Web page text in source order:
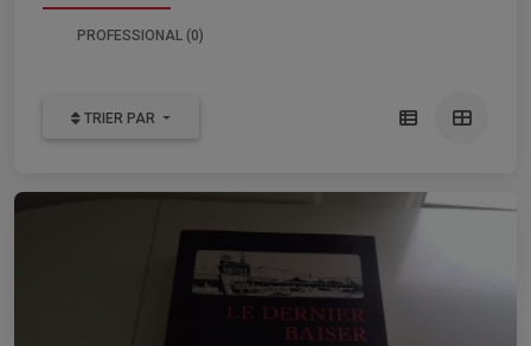
PROFESSIONAL (0)
TRIER PAR